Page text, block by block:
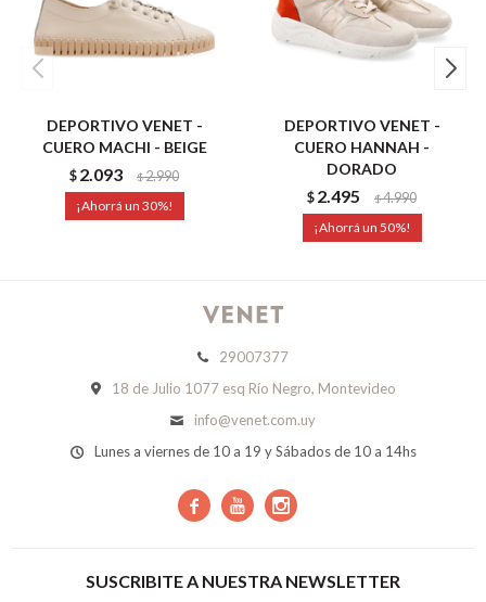
DEPORTIVO VENET -
CUERO MACHI - BEIGE
$2.093 $2.990
30
DEPORTIVO VENET -
CUERO HANNAH -
DORADO
$2.495 $4.990
50
29007377
18 de Julio 1077 esq Río Negro, Montevideo
info@venet.com.uy
Lunes a viernes de 10 a 19 y Sábados de 10 a 14hs
  
SUSCRIBITE A NUESTRA NEWSLETTER